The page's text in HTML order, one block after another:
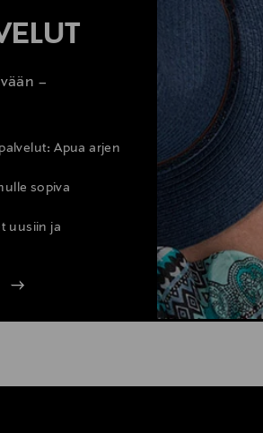
–
Apua arjen
sopiva
uusiin ja